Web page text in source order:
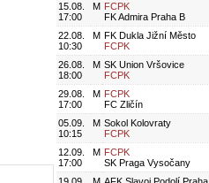
15.08.
17:00
M FCPK
FK Admira Praha B
22.08.
10:30
M FK Dukla Jižní Město
FCPK
26.08.
18:00
M SK Union Vršovice
FCPK
29.08.
17:00
M FCPK
FC Zličín
05.09.
10:15
M Sokol Kolovraty
FCPK
12.09.
17:00
M FCPK
SK Praga Vysočany